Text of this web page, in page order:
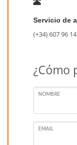
Servicio de
(+34) 607 96
¿Cómo
NOMBRE
EMAIL